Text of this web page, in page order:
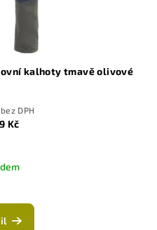
kalhoty tmavě olivové
DPH
Kč